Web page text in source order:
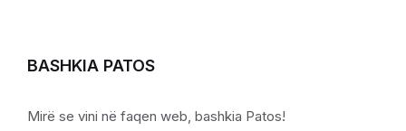
BASHKIA PATOS
Mirë se vini në faqen web, bashkia Patos!